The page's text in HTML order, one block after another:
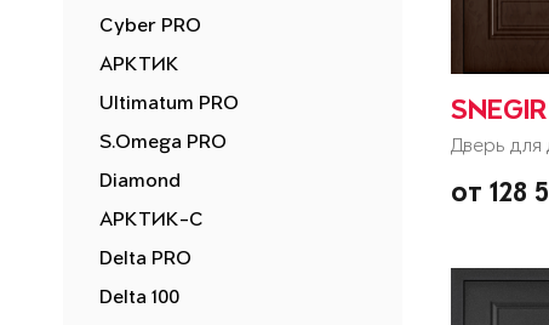
Cyber PRO
АРКТИК
Ultimatum PRO
S.Omega PRO
Diamond
АРКТИК-С
Delta PRO
Delta 100
Дверь для
от 128